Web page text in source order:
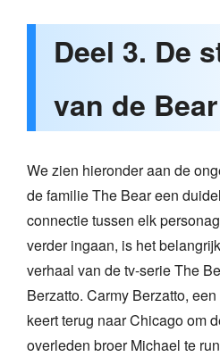
Deel 3. De
van de Bear
We zien hieronder aan de
de familie The Bear een
connectie tussen elk
verder ingaan, is het
verhaal van de tv-serie The
Berzatto. Carmy Berzatto,
keert terug naar Chicago om
overleden broer Michael te